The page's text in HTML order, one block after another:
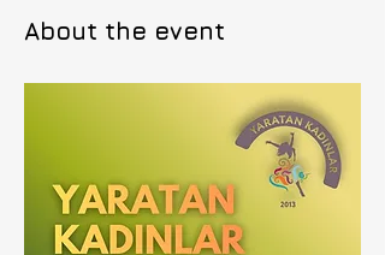
About the event